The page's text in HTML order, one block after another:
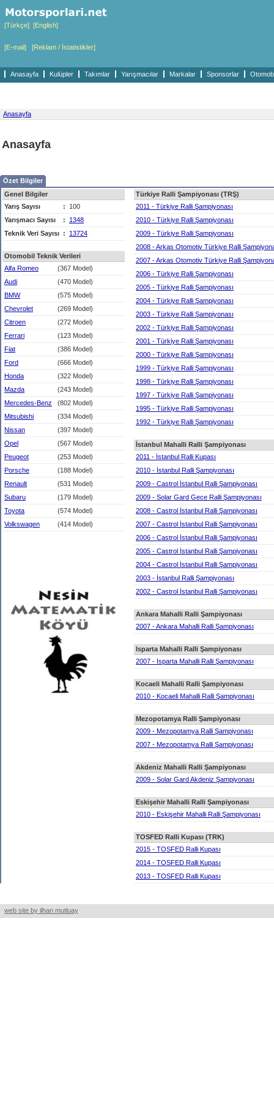
[Türkçe] [English]
[E-mail] [Reklam / İstatistikler]
Anasayfa Kulüpler Takımlar Yarışmacılar Markalar Sponsorlar
Anasayfa
Anasayfa
Özet Bilgiler
Genel Bilgiler
Yarış Sayısı
:
100
Yarışmacı Sayısı
:
1348
Teknik Veri Sayısı : 13724
Otomobil Teknik Verileri
Alfa Romeo
(367 Model)
Audi
(470 Model)
BMW
(575 Model)
Chevrolet
(269 Model)
Citroen
(272 Model)
Ferrari
(123 Model)
Fiat
(386 Model)
Ford
(666 Model)
Honda
(322 Model)
Mazda
(243 Model)
Mercedes-Benz
(802 Model)
Mitsubishi
(334 Model)
Nissan
(397 Model)
Opel
(567 Model)
Peugeot
(253 Model)
Porsche
(188 Model)
Renault
(531 Model)
Subaru
(179 Model)
Toyota
(574 Model)
Volkswagen
(414 Model)
Türkiye Ralli Şampiyonası (TRŞ)
2011 - Türkiye Ralli Şampiyonası
2010 - Türkiye Ralli Şampiyonası
2009 - Türkiye Ralli Şampiyonası
2008 - Arkas Otomotiv Türkiye Ralli
2007 - Arkas Otomotiv Türkiye Ralli
2006 - Türkiye Ralli Şampiyonası
2005 - Türkiye Ralli Şampiyonası
2004 - Türkiye Ralli Şampiyonası
2003 - Türkiye Ralli Şampiyonası
2002 - Türkiye Ralli Şampiyonası
2001 - Türkiye Ralli Şampiyonası
2000 - Türkiye Ralli Şampiyonası
1999 - Türkiye Ralli Şampiyonası
1998 - Türkiye Ralli Şampiyonası
1997 - Türkiye Ralli Şampiyonası
1995 - Türkiye Ralli Şampiyonası
1992 - Türkiye Ralli Şampiyonası
İstanbul Mahalli Ralli Şampiyonası
2011 - İstanbul Ralli Kupası
2010 - İstanbul Ralli Şampiyonası
2009 - Castrol İstanbul Ralli Şampiyonası
2009 - Solar Gard Gece Ralli Şampiyonası
2008 - Castrol İstanbul Ralli Şampiyonası
2007 - Castrol İstanbul Ralli Şampiyonası
2006 - Castrol İstanbul Ralli Şampiyonası
2005 - Castrol İstanbul Ralli Şampiyonası
2004 - Castrol İstanbul Ralli Şampiyonası
2003 - İstanbul Ralli Şampiyonası
2002 - Castrol İstanbul Ralli Şampiyonası
Ankara Mahalli Ralli Şampiyonası
2007 - Ankara Mahalli Ralli Şampiyonası
Isparta Mahalli Ralli Şampiyonası
2007 - Isparta Mahalli Ralli Şampiyonası
Kocaeli Mahalli Ralli Şampiyonası
2010 - Kocaeli Mahalli Ralli Şampiyonası
Mezopotamya Ralli Şampiyonası
2009 - Mezopotamya Ralli Şampiyonası
2007 - Mezopotamya Ralli Şampiyonası
Akdeniz Mahalli Ralli Şampiyonası
2009 - Solar Gard Akdeniz Şampiyonası
Eskişehir Mahalli Ralli Şampiyonası
2010 - Eskişehir Mahalli Ralli Şampiyonası
TOSFED Ralli Kupası (TRK)
2015 - TOSFED Ralli Kupası
2014 - TOSFED Ralli Kupası
2013 - TOSFED Ralli Kupası
web site by ilhan mutluay